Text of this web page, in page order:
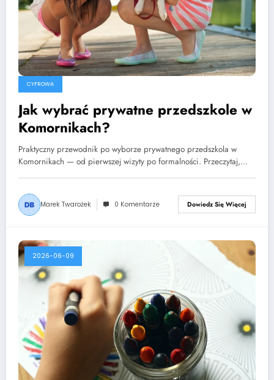
CYFROWA
Jak wybrać prywatne przedszkole w
Komornikach?
Praktyczny przewodnik po wyborze prywatnego przedszkola w
Komornikach — od pierwszej wizyty po formalności. Przeczytaj,…
Marek Twarożek 0 Komentarze Dowiedz Się Więcej
2026-06-09